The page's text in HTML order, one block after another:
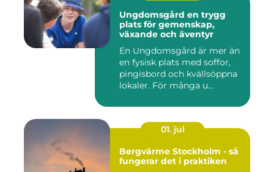
Ungdomsgård en trygg
plats för gemenskap,
växande och äventyr
En Ungdomsgård är mer än
en fysisk plats med soffor,
pingisbord och kvällsöppna
lokaler. För många u...
01. jul
Bergvärme Stockholm - så
fungerar det i praktiken